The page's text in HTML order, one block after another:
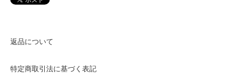
返品について
特定商取引法に基づく表記